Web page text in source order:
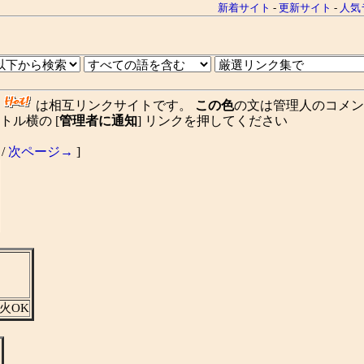
新着サイト - 更新サイト - 人
は相互リンクサイトです。 この色の文は管理人のコメン
ル横の [管理者に通知] リンクを押してください
/ 次ページ→ ]
OK